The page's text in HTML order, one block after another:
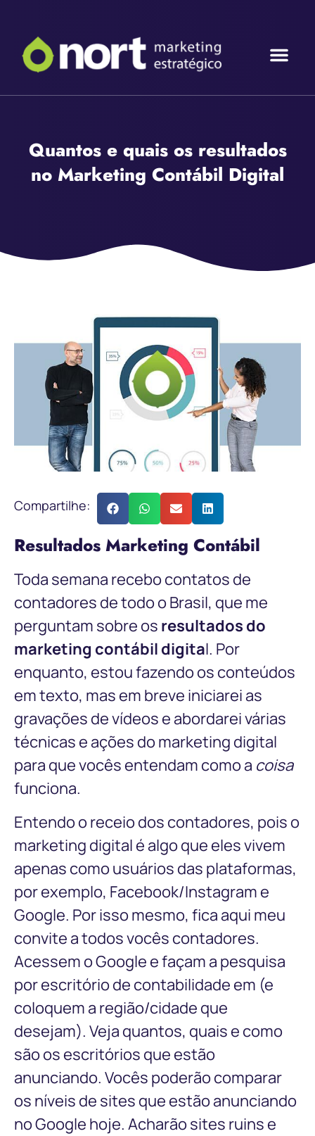
Quantos e quais os resultados
no Marketing Contábil Digital
Compartilhe:
Resultados Marketing Contábil
Toda semana recebo contatos de
contadores de todo o Brasil, que me
perguntam sobre os resultados do
marketing contábil digital. Por
enquanto, estou fazendo os conteúdos
em texto, mas em breve iniciarei as
gravações de vídeos e abordarei várias
técnicas e ações do marketing digital
para que vocês entendam como a coisa
funciona.
Entendo o receio dos contadores, pois o
marketing digital é algo que eles vivem
apenas como usuários das plataformas,
por exemplo, Facebook/Instagram e
Google. Por isso mesmo, fica aqui meu
convite a todos vocês contadores.
Acessem o Google e façam a pesquisa
por escritório de contabilidade em (e
coloquem a região/cidade que
desejam). Veja quantos, quais e como
são os escritórios que estão
anunciando. Vocês poderão comparar
os níveis de sites que estão anunciando
no Google hoje. Acharão sites ruins e